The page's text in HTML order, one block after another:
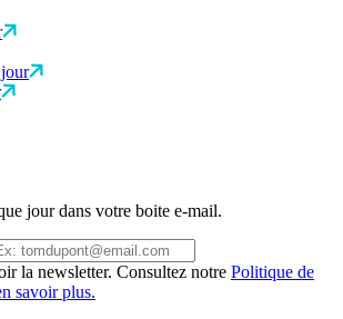
jour dans votre boite e-mail.
la newsletter. Consultez notre Politique de
savoir plus.